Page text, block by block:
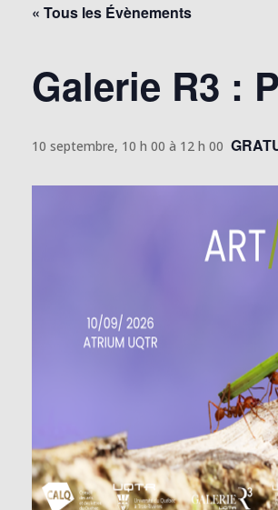
« Tous les Évènements
Galerie R3 :
10 septembre, 10 h 00 à 12 h 00